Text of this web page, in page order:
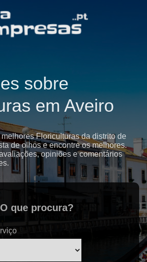
sobre
em Aveiro
Floriculturas da distrito de
de olhos e encontre os melhores.
opiniões e comentários
O que procura?